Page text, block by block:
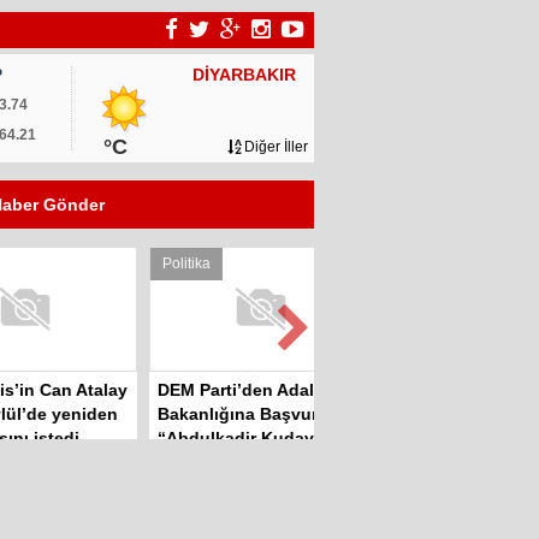
DİYARBAKIR
°C Diğer İller
Gönder
Atalay
DEM Parti’den Adalet
Bakanlığına Başvuru:
“Abdulkadir Kuday